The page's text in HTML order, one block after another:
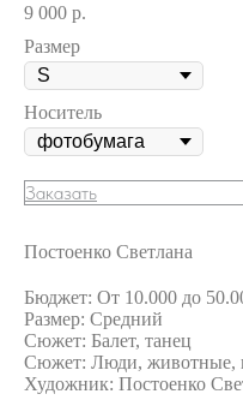
9 000 р.
Размер
Носитель
Заказать
Постоенко Светлана
Бюджет: От 10.000 до
Размер: Средний
Сюжет: Балет, танец
Сюжет: Люди, животные,
Художник: Постоенко